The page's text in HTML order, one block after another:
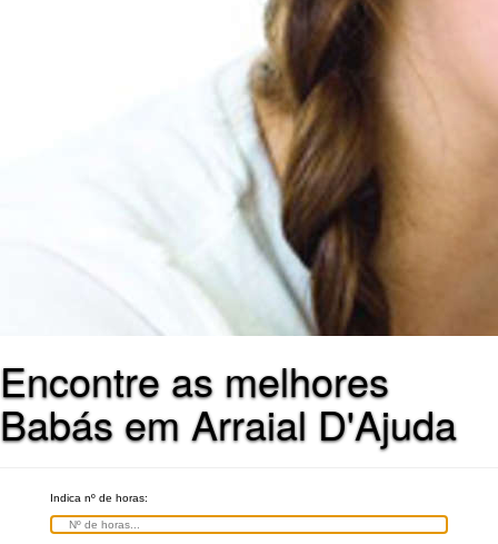
Encontre as melhores
Babás em Arraial D'Ajuda
Indica nº de horas: